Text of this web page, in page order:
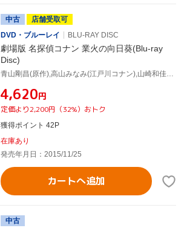
中古
店舗受取可
DVD・ブルーレイ
BLU-RAY DISC
劇場版 名探偵コナン 業火の向日葵(Blu-ray
Disc)
青山剛昌(原作),高山みなみ(江戸川コナン),山崎和佳奈(毛利蘭),小山力也(毛利小五郎),須藤昌朋(キャラクターデザイン、総作画監督),大野克夫(音楽)
¥4,620円
定価より2,200円（32%）おトク
獲得ポイント 42P
在庫あり
発売年月日：2015/11/25
カートへ追加
中古